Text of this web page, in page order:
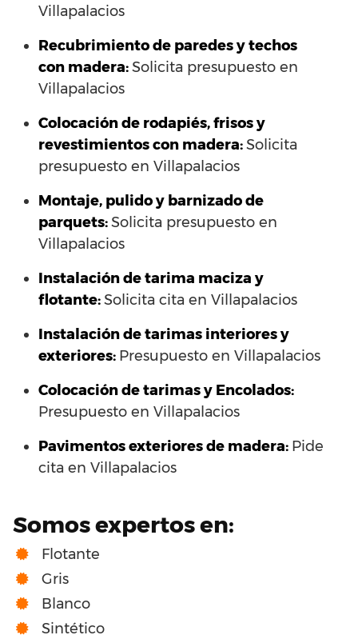
Villapalacios
Recubrimiento de paredes y techos
con madera:Solicita presupuesto en
Villapalacios
Colocación de rodapiés, frisos y
revestimientos con madera:Solicita
presupuesto en Villapalacios
Montaje, pulido y barnizado de
parquets:Solicita presupuesto en
Villapalacios
Instalación de tarima maciza y
flotante:Solicita cita en Villapalacios
Instalación de tarimas interiores y
exteriores: Presupuesto en Villapalacios
Colocación de tarimas y Encolados:
Presupuesto en Villapalacios
Pavimentos exteriores de madera: Pide
cita en Villapalacios
Somos expertos en:
Flotante
Gris
Blanco
Sintético